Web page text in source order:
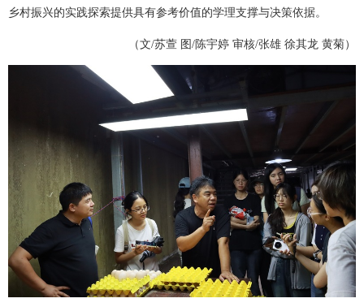
乡村振兴的实践探索提供具有参考价值的学理支撑与决策依据。
（文/苏萱 图/陈宇婷 审核/张雄 徐其龙 黄菊）